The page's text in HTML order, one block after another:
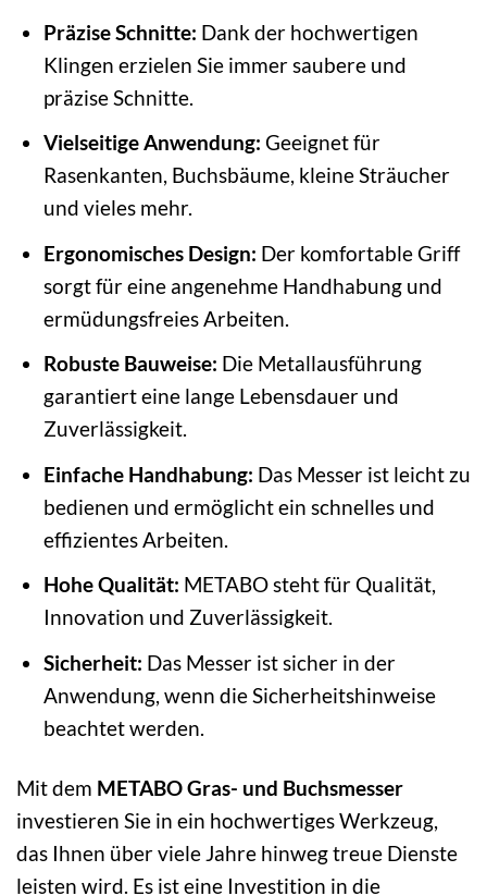
Präzise Schnitte: Dank der hochwertigen
Klingen erzielen Sie immer saubere und
präzise Schnitte.
Vielseitige Anwendung: Geeignet für
Rasenkanten, Buchsbäume, kleine Sträucher
und vieles mehr.
Ergonomisches Design: Der komfortable Griff
sorgt für eine angenehme Handhabung und
ermüdungsfreies Arbeiten.
Robuste Bauweise: Die Metallausführung
garantiert eine lange Lebensdauer und
Zuverlässigkeit.
Einfache Handhabung: Das Messer ist leicht zu
bedienen und ermöglicht ein schnelles und
effizientes Arbeiten.
Hohe Qualität: METABO steht für Qualität,
Innovation und Zuverlässigkeit.
Sicherheit: Das Messer ist sicher in der
Anwendung, wenn die Sicherheitshinweise
beachtet werden.
Mit dem METABO Gras- und Buchsmesser
investieren Sie in ein hochwertiges Werkzeug,
das Ihnen über viele Jahre hinweg treue Dienste
leisten wird. Es ist eine Investition in die